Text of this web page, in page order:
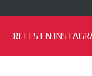
REELS EN